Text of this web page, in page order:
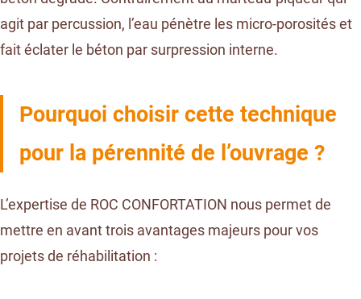
agit par percussion, l’eau pénètre les micro-porosités et
fait éclater le béton par surpression interne.
Pourquoi choisir cette technique
pour la pérennité de l’ouvrage ?
L’expertise de ROC CONFORTATION nous permet de
mettre en avant trois avantages majeurs pour vos
projets de réhabilitation :